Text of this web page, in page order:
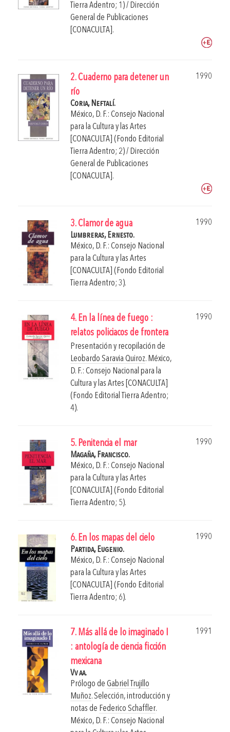
Tierra Adentro; 1) / Dirección
General de Publicaciones
[CONACULTA].
2. Cuaderno para detener un
río
1990
Coria, Neftalí.
México, D. F.: Consejo Nacional
para la Cultura y las Artes
[CONACULTA] (Fondo Editorial
Tierra Adentro; 2) / Dirección
General de Publicaciones
[CONACULTA].
3. Clamor de agua
1990
Lumbreras, Ernesto.
México, D. F.: Consejo Nacional
para la Cultura y las Artes
[CONACULTA] (Fondo Editorial
Tierra Adentro; 3).
4. En la línea de fuego :
relatos policiacos de frontera
1990
Presentación y recopilación de
Leobardo Saravia Quiroz. México,
D. F.: Consejo Nacional para la
Cultura y las Artes [CONACULTA]
(Fondo Editorial Tierra Adentro;
4).
5. Penitencia el mar
1990
Magaña, Francisco.
México, D. F.: Consejo Nacional
para la Cultura y las Artes
[CONACULTA] (Fondo Editorial
Tierra Adentro; 5).
6. En los mapas del cielo
1990
Partida, Eugenio.
México, D. F.: Consejo Nacional
para la Cultura y las Artes
[CONACULTA] (Fondo Editorial
Tierra Adentro; 6).
7. Más allá de lo imaginado I
: antología de ciencia ficción
mexicana
1991
Vv aa.
Prólogo de Gabriel Trujillo
Muñoz. Selección, introducción y
notas de Federico Schaffler.
México, D. F.: Consejo Nacional